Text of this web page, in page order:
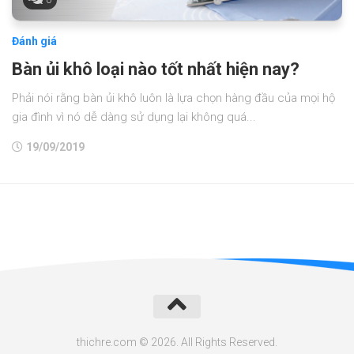
Đánh giá
Bàn ủi khô loại nào tốt nhất hiện nay?
Phải nói rằng bàn ủi khô luôn là lựa chọn hàng đầu của mọi hộ
gia đình vì nó dễ dàng sử dụng lại không quá...
19/09/2019
thichre.com © 2026. All Rights Reserved.